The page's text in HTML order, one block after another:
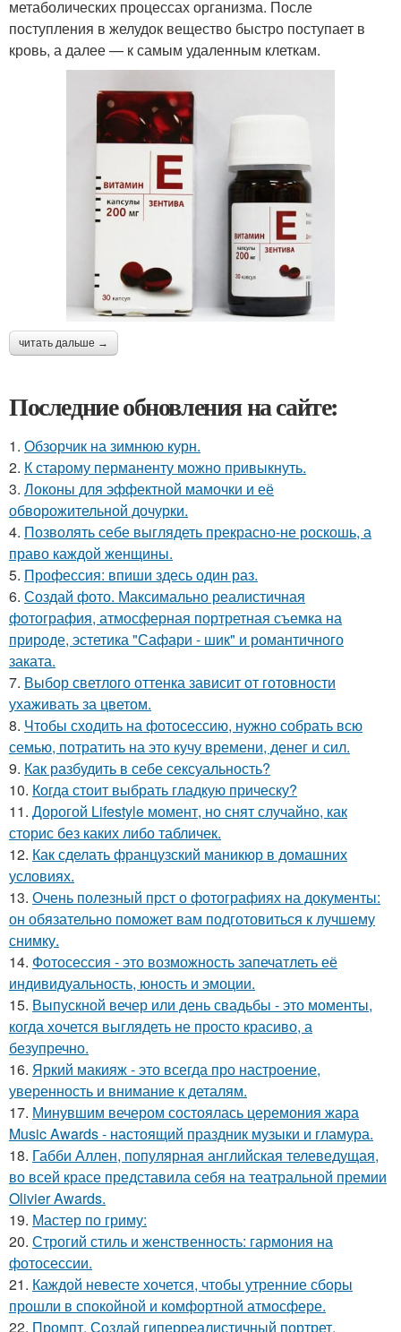
метаболических процессах организма. После
поступления в желудок вещество быстро поступает в
кровь, а далее — к самым удаленным клеткам.
читать дальше →
Последние обновления на сайте:
1. Обзорчик на зимнюю курн.
2. К старому перманенту можно привыкнуть.
3. Локоны для эффектной мамочки и её
обворожительной дочурки.
4. Позволять себе выглядеть прекрасно-не роскошь, а
право каждой женщины.
5. Профессия: впиши здесь один раз.
6. Создай фото. Максимально реалистичная
фотография, атмосферная портретная съемка на
природе, эстетика "Сафари - шик" и романтичного
заката.
7. Выбор светлого оттенка зависит от готовности
ухаживать за цветом.
8. Чтобы сходить на фотосессию, нужно собрать всю
семью, потратить на это кучу времени, денег и сил.
9. Как разбудить в себе сексуальность?
10. Когда стоит выбрать гладкую прическу?
11. Дорогой Lifestyle момент, но снят случайно, как
сторис без каких либо табличек.
12. Как сделать французский маникюр в домашних
условиях.
13. Очень полезный прст о фотографиях на документы:
он обязательно поможет вам подготовиться к лучшему
снимку.
14. Фотосессия - это возможность запечатлеть её
индивидуальность, юность и эмоции.
15. Выпускной вечер или день свадьбы - это моменты,
когда хочется выглядеть не просто красиво, а
безупречно.
16. Яркий макияж - это всегда про настроение,
уверенность и внимание к деталям.
17. Минувшим вечером состоялась церемония жара
Music Awards - настоящий праздник музыки и гламура.
18. Габби Аллен, популярная английская телеведущая,
во всей красе представила себя на театральной премии
Olivier Awards.
19. Мастер по гриму:
20. Строгий стиль и женственность: гармония на
фотосессии.
21. Каждой невесте хочется, чтобы утренние сборы
прошли в спокойной и комфортной атмосфере.
22. Промпт. Создай гиперреалистичный портрет,